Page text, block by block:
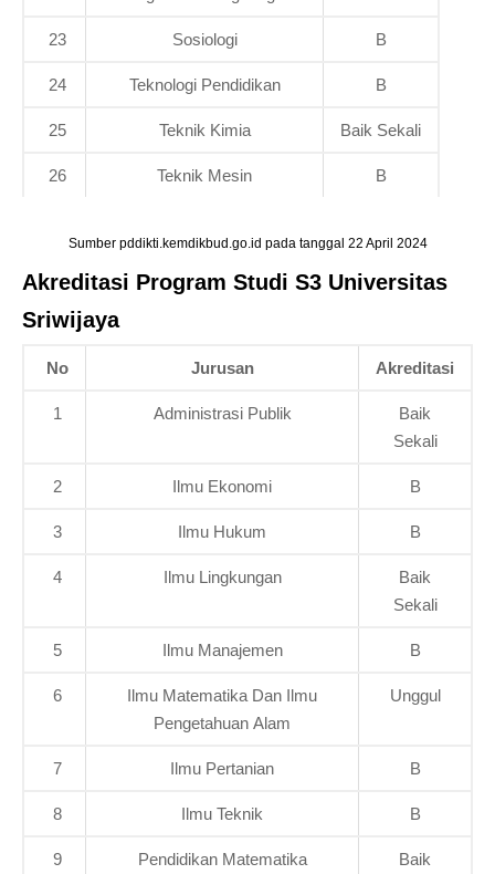
23 Sosiologi B
24 Teknologi Pendidikan B
25 Teknik Kimia Baik Sekali
26 Teknik Mesin B
Sumber pddikti.kemdikbud.go.id pada tanggal 22 April 2024
Akreditasi Program Studi S3 Universitas
Sriwijaya
No Jurusan Akreditasi
1 Administrasi Publik
Baik
Sekali
2 Ilmu Ekonomi B
3 Ilmu Hukum B
4 Ilmu Lingkungan
Baik
Sekali
5 Ilmu Manajemen B
6
Ilmu Matematika Dan Ilmu
Pengetahuan Alam
Unggul
7 Ilmu Pertanian B
8 Ilmu Teknik B
9 Pendidikan Matematika
Baik